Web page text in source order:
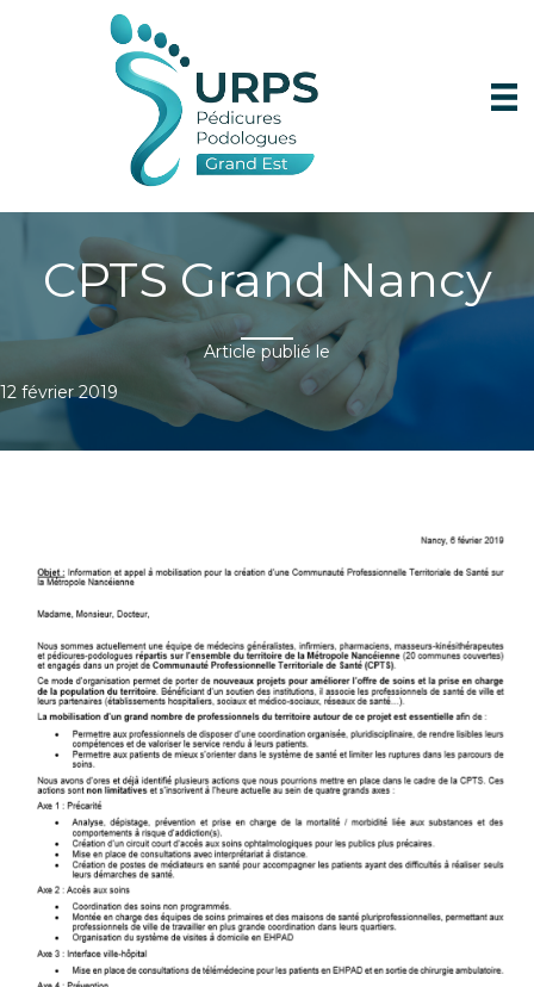
CPTS Grand Nancy
Article publié le
12 février 2019